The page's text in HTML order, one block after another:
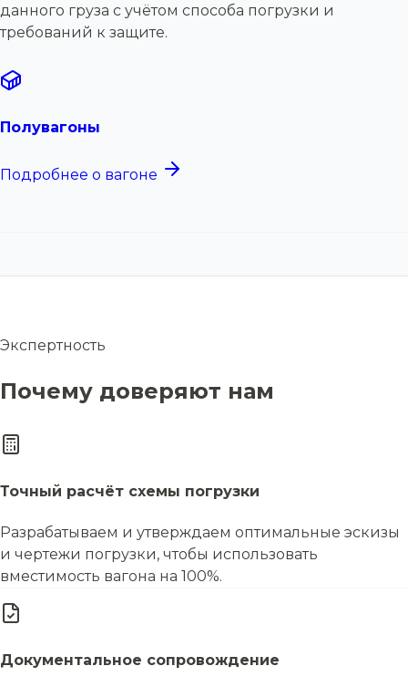
данного груза с учётом способа погрузки и
требований к защите.
Полувагоны
Подробнее о вагоне
Экспертность
Почему доверяют нам
Точный расчёт схемы погрузки
Разрабатываем и утверждаем оптимальные эскизы
и чертежи погрузки, чтобы использовать
вместимость вагона на 100%.
Документальное сопровождение